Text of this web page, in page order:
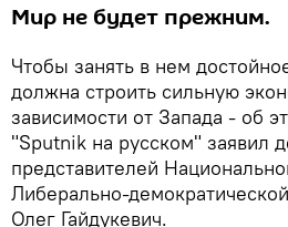
Мир не будет прежним.
Чтобы занять в нем
должна строить сильную
зависимости от Запада - об
"Sputnik на русском" заявил
представителей
Либерально-
Олег Гайдукевич.